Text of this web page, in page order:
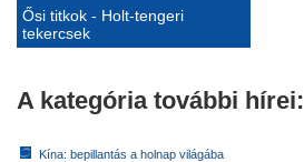
Ősi titkok - Holt-tengeri
tekercsek
A kategória további hírei:
Kína: bepillantás a holnap világába